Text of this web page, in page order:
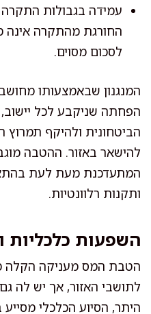
עמידה בגבולות
החורגת מהתקרה
לסכום מסוים.
המנגנון שבאמצעותו
הפחתה שניקבע לכל
הביטחונית ולהיקף
להישאר באזור. ההטבה
המתעדכנת מעת לעת
ותקנות רלוונטיות.
השפעות כלכליות
הטבת המס מעניקה הקלה
לתושבי האזור, אך יש לה
היתר, הסיוע הכלכלי מסייע